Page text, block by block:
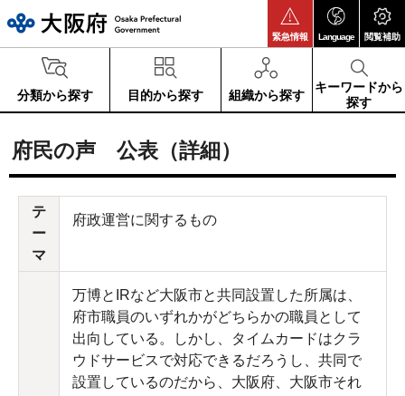
緊急情報 Language 閲覧補助
分類から探す 目的から探す 組織から探す
キーワードから
探す
府民の声 公表（詳細）
テ
ー
マ
府政運営に関するもの
万博とIRなど大阪市と共同設置した所属は、
府市職員のいずれかがどちらかの職員として
出向している。しかし、タイムカードはクラ
ウドサービスで対応できるだろうし、共同で
設置しているのだから、大阪府、大阪市それ